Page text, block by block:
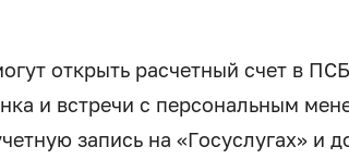
открыть расчетный счет в
и встречи с персональным
запись на «Госуслугах» и